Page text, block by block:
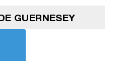
GUERNESEY